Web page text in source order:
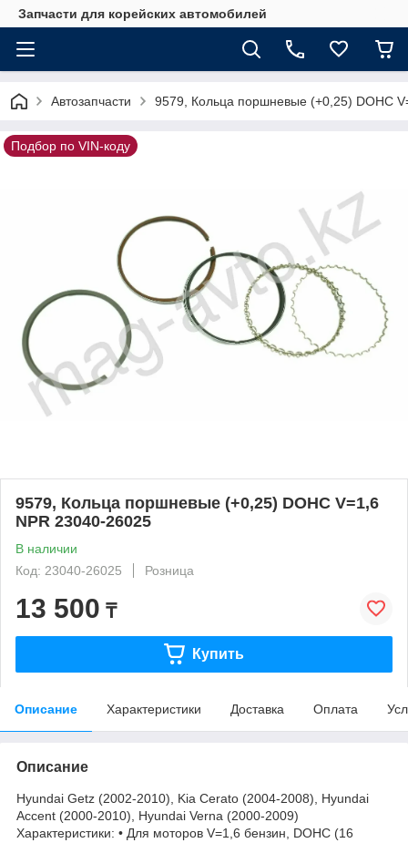
Запчасти для корейских автомобилей
Автозапчасти 9579, Кольца поршневые (+0,25) DOHC
Подбор по VIN-коду
9579, Кольца поршневые (+0,25) DOHC V=1,6
NPR 23040-26025
В наличии
Код: 23040-26025
Розница
13 500 ₸
Купить
Описание Характеристики Доставка Оплата
Описание
Hyundai Getz (2002-2010), Kia Cerato (2004-2008), Hyundai
Accent (2000-2010), Hyundai Verna (2000-2009)
Характеристики: • Для моторов V=1,6 бензин, DOHC (16